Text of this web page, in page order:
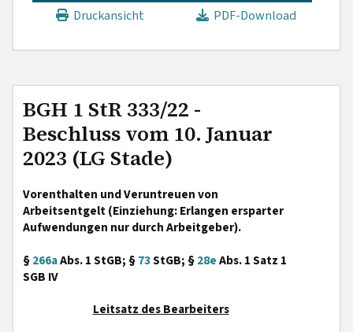
Druckansicht
PDF-Download
BGH 1 StR 333/22 -
Beschluss vom 10. Januar
2023 (LG Stade)
Vorenthalten und Veruntreuen von
Arbeitsentgelt (Einziehung: Erlangen ersparter
Aufwendungen nur durch Arbeitgeber).
§266aAbs. 1 StGB; §73StGB; §28eAbs. 1 Satz 1
SGB IV
Leitsatz des Bearbeiters